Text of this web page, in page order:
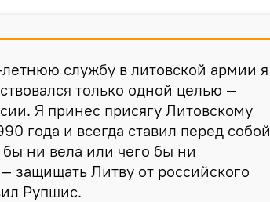
службу в литовской армии я
только одной целью —
Я принес присягу Литовскому
года и всегда ставил перед собой
ни вела или чего бы ни
защищать Литву от российского
Рупшис.